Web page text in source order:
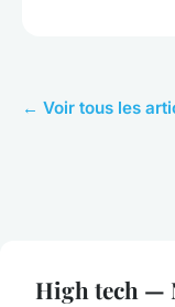
← Voir tous les
High tech —